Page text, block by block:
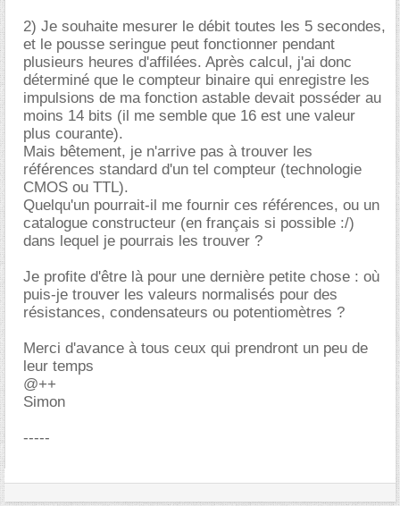
2) Je souhaite mesurer le débit toutes les 5 secondes,
et le pousse seringue peut fonctionner pendant
plusieurs heures d'affilées. Après calcul, j'ai donc
déterminé que le compteur binaire qui enregistre les
impulsions de ma fonction astable devait posséder au
moins 14 bits (il me semble que 16 est une valeur
plus courante).
Mais bêtement, je n'arrive pas à trouver les
références standard d'un tel compteur (technologie
CMOS ou TTL).
Quelqu'un pourrait-il me fournir ces références, ou un
catalogue constructeur (en français si possible :/)
dans lequel je pourrais les trouver ?
Je profite d'être là pour une dernière petite chose : où
puis-je trouver les valeurs normalisés pour des
résistances, condensateurs ou potentiomètres ?
Merci d'avance à tous ceux qui prendront un peu de
leur temps
@++
Simon
-----